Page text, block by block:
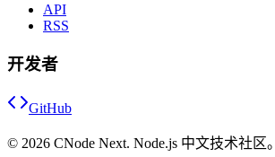
API
RSS
开发者
GitHub
© 2026 CNode Next. Node.js 中文技术社区。